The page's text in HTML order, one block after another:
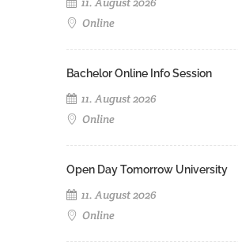
Online
Bachelor Online Info Session
11. August 2026
Online
Open Day Tomorrow University
11. August 2026
Online